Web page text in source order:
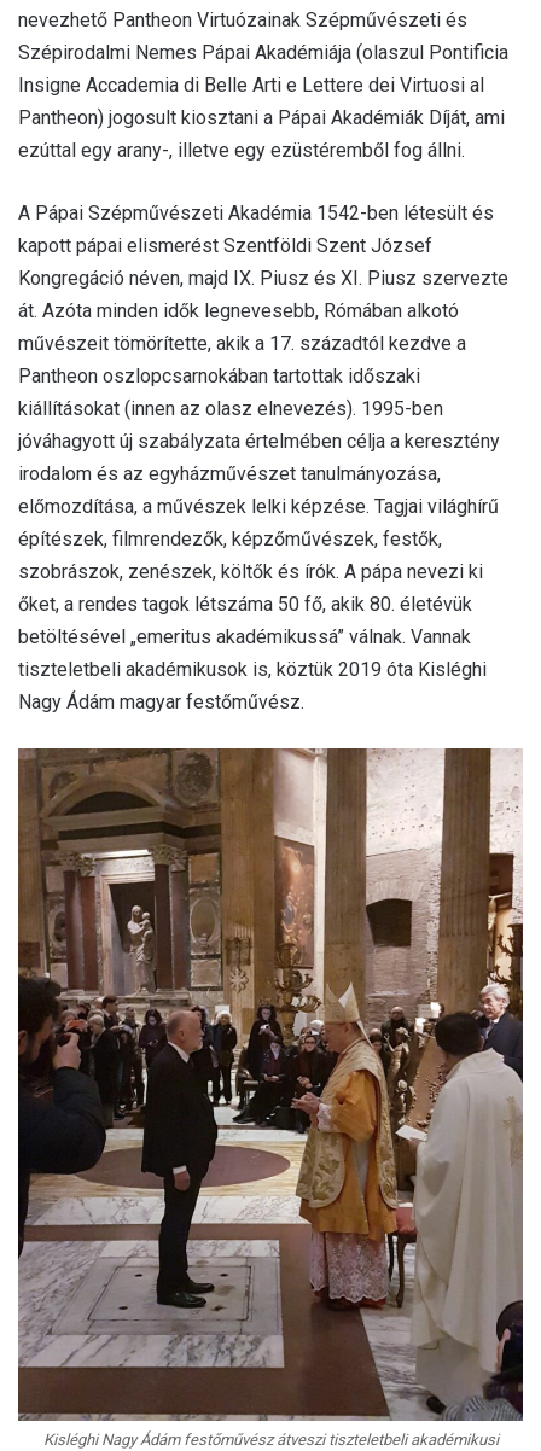
nevezhető Pantheon Virtuózainak Szépművészeti és
Szépirodalmi Nemes Pápai Akadémiája (olaszul Pontificia
Insigne Accademia di Belle Arti e Lettere dei Virtuosi al
Pantheon) jogosult kiosztani a Pápai Akadémiák Díját, ami
ezúttal egy arany-, illetve egy ezüstéremből fog állni.
A Pápai Szépművészeti Akadémia 1542-ben létesült és
kapott pápai elismerést Szentföldi Szent József
Kongregáció néven, majd IX. Piusz és XI. Piusz szervezte
át. Azóta minden idők legnevesebb, Rómában alkotó
művészeit tömörítette, akik a 17. századtól kezdve a
Pantheon oszlopcsarnokában tartottak időszaki
kiállításokat (innen az olasz elnevezés). 1995-ben
jóváhagyott új szabályzata értelmében célja a keresztény
irodalom és az egyházművészet tanulmányozása,
előmozdítása, a művészek lelki képzése. Tagjai világhírű
építészek, filmrendezők, képzőművészek, festők,
szobrászok, zenészek, költők és írók. A pápa nevezi ki
őket, a rendes tagok létszáma 50 fő, akik 80. életévük
betöltésével „emeritus akadémikussá” válnak. Vannak
tiszteletbeli akadémikusok is, köztük 2019 óta Kisléghi
Nagy Ádám magyar festőművész.
Kisléghi Nagy Ádám festőművész átveszi tiszteletbeli akadémikusi